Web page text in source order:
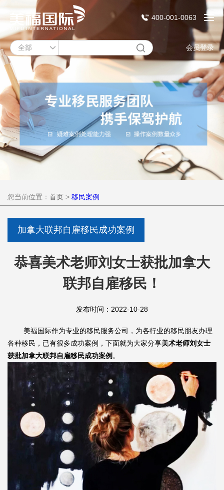
400-001-0063
会员登录
您当前位置： 首页 > 移民案例
加拿大联邦自雇移民成功案例
恭喜美术老师刘女士获批加拿大
联邦自雇移民！
发布时间：2022-10-28
美福国际作为专业的移民服务公司，为各行业的移民朋友办理
各种移民，已有很多成功案例，下面就为大家分享美术老师刘女士
获批加拿大联邦自雇移民成功案例 。